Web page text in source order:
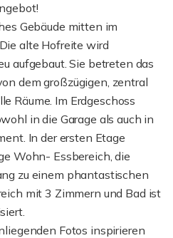
Gebäude mitten im
alte Hofreite wird
aufgebaut. Sie betreten das
dem großzügigen, zentral
Räume. Im Erdgeschoss
in die Garage als auch in
In der ersten Etage
Wohn- Essbereich, die
zu einem phantastischen
mit 3 Zimmern und Bad ist
Fotos inspirieren